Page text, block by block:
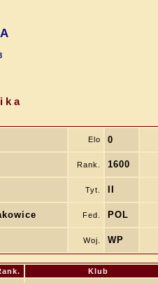
Elo 0
Rank. 1600
Tyt.
Fed. POL
Woj. WP
Klub